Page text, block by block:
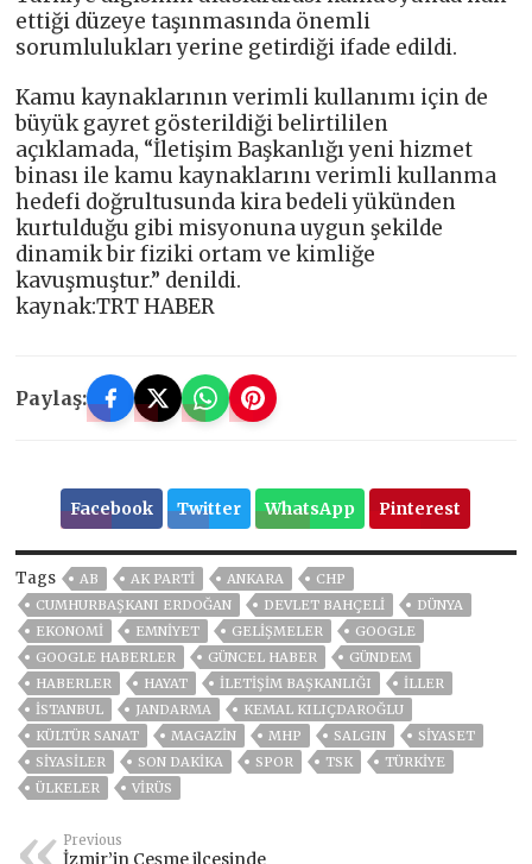
ettiği düzeye taşınmasında önemli
sorumlulukları yerine getirdiği ifade edildi.
Kamu kaynaklarının verimli kullanımı için de
büyük gayret gösterildiği belirtililen
açıklamada, “İletişim Başkanlığı yeni hizmet
binası ile kamu kaynaklarını verimli kullanma
hedefi doğrultusunda kira bedeli yükünden
kurtulduğu gibi misyonuna uygun şekilde
dinamik bir fiziki ortam ve kimliğe
kavuşmuştur.” denildi.
kaynak:TRT HABER
Paylaş:
Facebook Twitter WhatsApp Pinterest
Tags AB AK PARTİ ANKARA
CHP
CUMHURBAŞKANI ERDOĞAN
DEVLET BAHÇELİ
DÜNYA
EKONOMİ
EMNİYET GELIŞMELER
GOOGLE
GOOGLE HABERLER
GÜNCEL HABER
GÜNDEM
HABERLER
HAYAT İLETİŞİM BAŞKANLIĞI
İLLER
ISTANBUL
JANDARMA
KEMAL KILIÇDAROĞLU
KÜLTÜR SANAT
MAGAZİN MHP SALGIN
SİYASET
SİYASİLER
SON DAKIKA SPOR TSK
TÜRKİYE
ÜLKELER
VIRÜS
Previous
İzmir’in Çeşme ilçesinde